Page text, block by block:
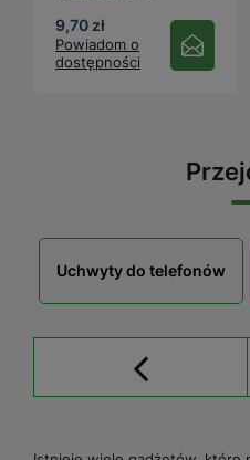
9,70 zł
Powiadom o
dostępności
Uchwyty do telefonów